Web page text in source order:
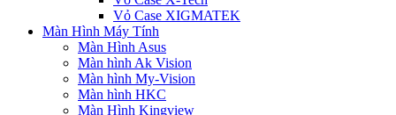
Vỏ Case XIGMATEK
Màn Hình Máy Tính
Màn Hình Asus
Màn hình Ak Vision
Màn hình My-Vision
Màn hình HKC
Màn Hình Kingview